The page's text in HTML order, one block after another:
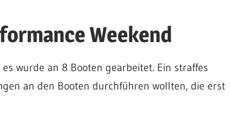
Weekend
wurde an 8 Booten gearbeitet. Ein straffes
an den Booten durchführen wollten, die erst